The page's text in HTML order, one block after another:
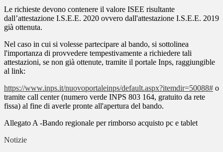
Le richieste devono contenere il valore ISEE risultante
dall’attestazione I.S.E.E. 2020 ovvero dall'attestazione I.S.E.E. 2019
già ottenuta.
Nel caso in cui si volesse partecipare al bando, si sottolinea
l'importanza di provvedere tempestivamente a richiedere tali
attestazioni, se non già ottenute, tramite il portale Inps, raggiungible
al link:
https://www.inps.it/nuovoportaleinps/default.aspx?itemdir=50088# o
tramite call center (numero verde INPS 803 164, gratuito da rete
fissa) al fine di averle pronte all'apertura del bando.
Allegato A -Bando regionale per rimborso acquisto pc e tablet
Notizie